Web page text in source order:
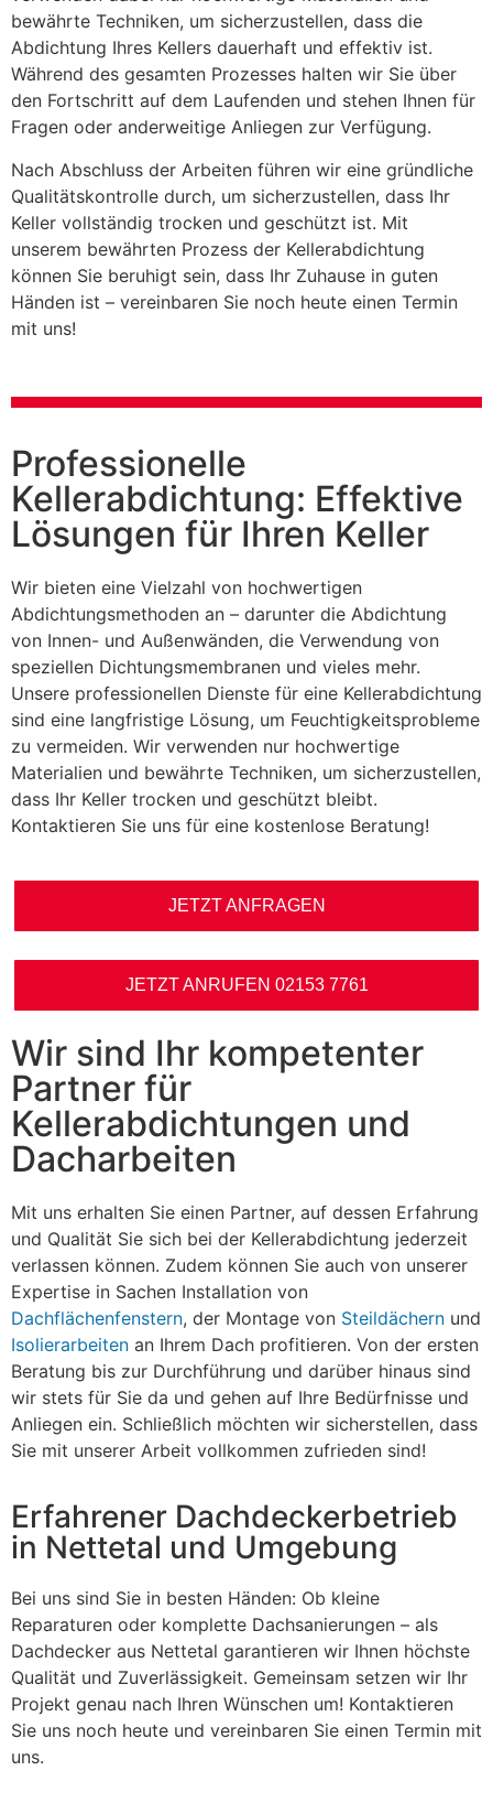
bewährte Techniken, um sicherzustellen, dass die
Abdichtung Ihres Kellers dauerhaft und effektiv ist.
Während des gesamten Prozesses halten wir Sie über
den Fortschritt auf dem Laufenden und stehen Ihnen für
Fragen oder anderweitige Anliegen zur Verfügung.
Nach Abschluss der Arbeiten führen wir eine gründliche
Qualitätskontrolle durch, um sicherzustellen, dass Ihr
Keller vollständig trocken und geschützt ist. Mit
unserem bewährten Prozess der Kellerabdichtung
können Sie beruhigt sein, dass Ihr Zuhause in guten
Händen ist – vereinbaren Sie noch heute einen Termin
mit uns!
Professionelle
Kellerabdichtung: Effektive
Lösungen für Ihren Keller
Wir bieten eine Vielzahl von hochwertigen
Abdichtungsmethoden an – darunter die Abdichtung
von Innen- und Außenwänden, die Verwendung von
speziellen Dichtungsmembranen und vieles mehr.
Unsere professionellen Dienste für eine Kellerabdichtung
sind eine langfristige Lösung, um Feuchtigkeitsprobleme
zu vermeiden. Wir verwenden nur hochwertige
Materialien und bewährte Techniken, um sicherzustellen,
dass Ihr Keller trocken und geschützt bleibt.
Kontaktieren Sie uns für eine kostenlose Beratung!
JETZT ANFRAGEN
JETZT ANRUFEN 02153 7761
Wir sind Ihr kompetenter
Partner für
Kellerabdichtungen und
Dacharbeiten
Mit uns erhalten Sie einen Partner, auf dessen Erfahrung
und Qualität Sie sich bei der Kellerabdichtung jederzeit
verlassen können. Zudem können Sie auch von unserer
Expertise in Sachen Installation von
Dachflächenfenstern, der Montage von Steildächern und
Isolierarbeiten an Ihrem Dach profitieren. Von der ersten
Beratung bis zur Durchführung und darüber hinaus sind
wir stets für Sie da und gehen auf Ihre Bedürfnisse und
Anliegen ein. Schließlich möchten wir sicherstellen, dass
Sie mit unserer Arbeit vollkommen zufrieden sind!
Erfahrener Dachdeckerbetrieb
in Nettetal und Umgebung
Bei uns sind Sie in besten Händen: Ob kleine
Reparaturen oder komplette Dachsanierungen – als
Dachdecker aus Nettetal garantieren wir Ihnen höchste
Qualität und Zuverlässigkeit. Gemeinsam setzen wir Ihr
Projekt genau nach Ihren Wünschen um! Kontaktieren
Sie uns noch heute und vereinbaren Sie einen Termin mit
uns.